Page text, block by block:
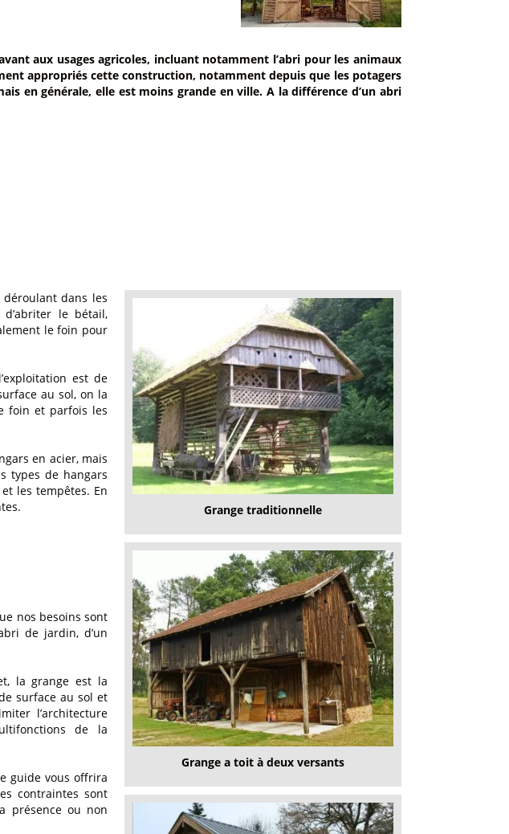
aux usages agricoles, incluant notamment l’abri pour les animaux
appropriés cette construction, notamment depuis que les potagers
en générale, elle est moins grande en ville. A la différence d’un abri
Grange traditionnelle
Grange a toit à deux versants
dans les
le bétail,
le foin pour
est de
au sol, on la
foin et parfois les
en acier, mais
types de hangars
les tempêtes. En
nos besoins sont
de jardin, d’un
la grange est la
surface au sol et
l’architecture
de la
guide vous offrira
contraintes sont
présence ou non